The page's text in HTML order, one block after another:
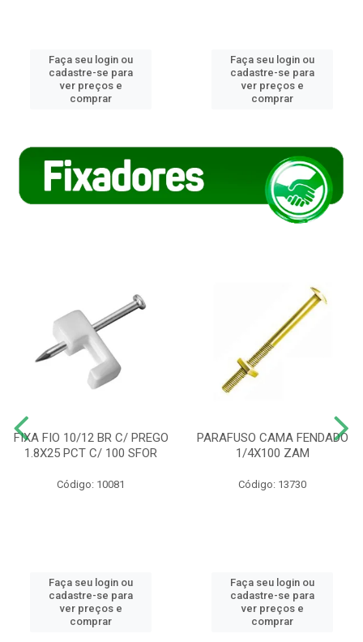
Faça seu login ou
cadastre-se para
ver preços e
comprar
Faça seu login ou
cadastre-se para
ver preços e
comprar
FIXA FIO 10/12 BR C/ PREGO
1.8X25 PCT C/ 100 SFOR
Código: 10081
Faça seu login ou
cadastre-se para
ver preços e
comprar
PARAFUSO CAMA FENDADO
1/4X100 ZAM
Código: 13730
Faça seu login ou
cadastre-se para
ver preços e
comprar